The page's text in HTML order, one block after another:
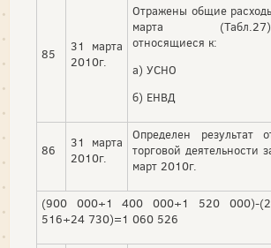
85
31 марта
2010г.
Отражены общие
марта
относящиеся к:
а) УСНО
б) ЕНВД
86
31 марта
2010г.
Определен результат
торговой деятельности
март 2010г.
(900 000+1 400 000+1 520 000)-
516+24 730)=1 060 526